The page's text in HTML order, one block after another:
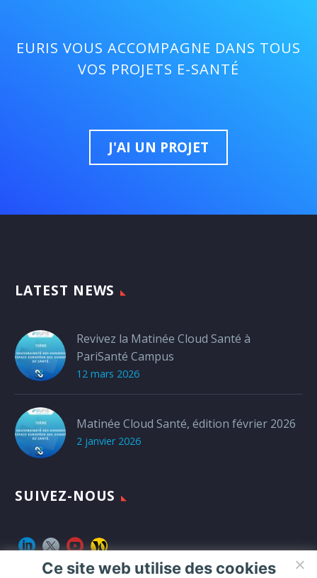
EURIS VOUS ACCOMPAGNE DANS TOUS
VOS PROJETS E-SANTÉ
J'AI UN PROJET
LATEST NEWS
Revivez la Matinée Cloud Santé à
PariSanté Campus
12 mars 2026
Matinée Cloud Santé, édition février 2026
2 janvier 2026
SUIVEZ-NOUS
Ce site web utilise des cookies